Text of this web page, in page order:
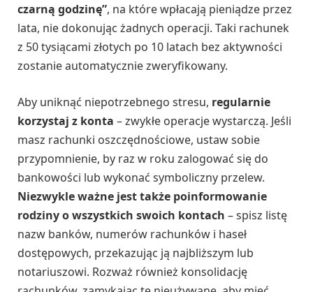
czarną godzinę”, na które wpłacają pieniądze przez
lata, nie dokonując żadnych operacji. Taki rachunek
z 50 tysiącami złotych po 10 latach bez aktywności
zostanie automatycznie zweryfikowany.
Aby uniknąć niepotrzebnego stresu, regularnie
korzystaj z konta – zwykłe operacje wystarczą. Jeśli
masz rachunki oszczędnościowe, ustaw sobie
przypomnienie, by raz w roku zalogować się do
bankowości lub wykonać symboliczny przelew.
Niezwykle ważne jest także poinformowanie
rodziny o wszystkich swoich kontach – spisz listę
nazw banków, numerów rachunków i haseł
dostępowych, przekazując ją najbliższym lub
notariuszowi. Rozważ również konsolidację